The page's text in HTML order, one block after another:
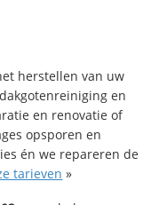
herstellen van uw
en
en renovatie of
opsporen en
én we repareren de
tarieven »